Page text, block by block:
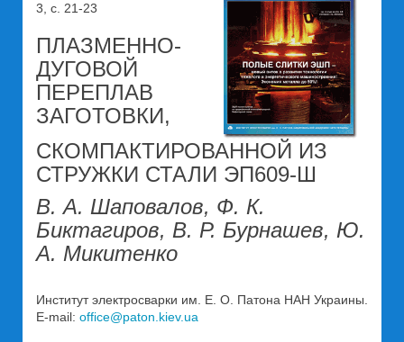
3, c. 21-23
ПЛАЗМЕННО-
ДУГОВОЙ
ПЕРЕПЛАВ
ЗАГОТОВКИ,
СКОМПАКТИРОВАННОЙ ИЗ
СТРУЖКИ СТАЛИ ЭП609-Ш
В. А. Шаповалов, Ф. К.
Биктагиров, В. Р. Бурнашев, Ю.
А. Микитенко
Инcтитут электросварки им. Е. О. Патона НАН Украины.
E-mail: office@paton.kiev.ua